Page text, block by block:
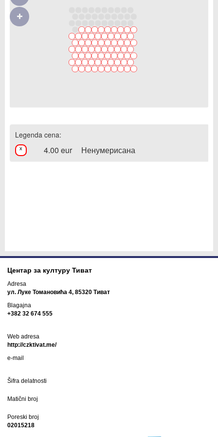
Legenda cena:
x 4.00 eur Ненумерисана
Центар за културу Тиват
Adresa
ул. Луке Томановића 4, 85320 Тиват
Blagajna
+382 32 674 555
Web adresa
http://czktivat.me/
e-mail
Šifra delatnosti
Matični broj
Poreski broj
02015218